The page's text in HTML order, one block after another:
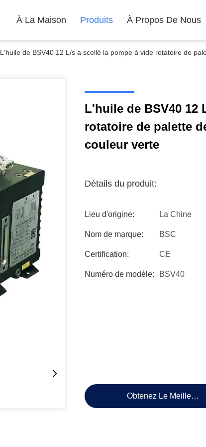
À La Maison Produits À Propos De Nous
L'huile de BSV40 12 L/s a scellé la pompe à vide rotatoire de
L'huile de BSV40 12
rotatoire de palette
couleur verte
Détails du produit:
Lieu d'origine: La Chine
Nom de marque: BSC
Certification: CE
Numéro de modèle: BSV40
Obtenez Le Meilleur